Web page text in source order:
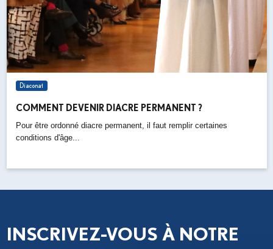
Diaconat
COMMENT DEVENIR DIACRE PERMANENT ?
Pour être ordonné diacre permanent, il faut remplir certaines
conditions d'âge...
INSCRIVEZ-VOUS À NOTRE